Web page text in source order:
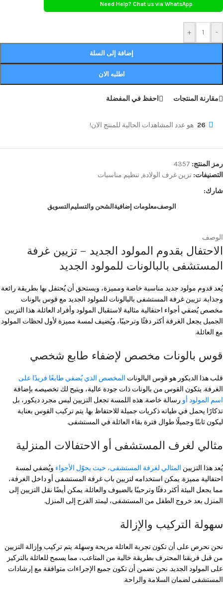
-
+
Need Help? Chat us via WhatsApp
إضافة إلى السلة
اطلبه الان
مقارنة المنتجات احفظ في المفضلة
26 هو عدد المشاهدات الحالية للمنتج الان!
رمز المنتج: 4357
التصنيفات: تزين غرف الولادة, تنظيم مناسبات
شارك:
الوصفمعلومات إضافية الشحن والتسليم التسويق
الوصف
الاحتفال بقدوم المولود الجديد – تزيين غرفة
المستشفى بالبالونات للمولود الجديد
يُعد قدوم مولود جديد مناسبة خاصة ومميزة، ويستحق أن يُحتفل بها بطريقة رائعة
وجذابة. تزيين غرفة المستشفى بالبالونات للمولود الجديد مع قوس بالونات
مخصص يُضفي أجواء احتفالية مثالية لاستقبال المولود وأفراد العائلة. هذا التزيين
الجميل يجعل الغرفة أكثر دفئًا وترحيبًا، ويُضيف لمسة مميزة لأول لحظات المولود
مع العائلة.
قوس بالونات مخصص لإضفاء طابع شخصي
قلب هذا الديكور هو قوس البالونات المخصص الذي يُضفي طابعًا فريدًا على
الغرفة. يتكون القوس من بالونات ذات جودة عالية، ويتيح لك تخصيصه بإضافة
اسم المولود أو رسالة خاصة. هذه اللمسة تجعل التزيين ليس مجرد ديكور، بل
تذكارًا يحمل في طياته ذكريات جميلة للاحتفاظ بها. يتم تركيب القوس بعناية
ليكون ثابتًا وجميلًا طوال فترة بقاء العائلة في المستشفى.
مثالي لغرف المستشفى أو الاحتفالات المنزلية
يُعد هذا التزيين المثالي لغرفة المستشفى، حيث يحوّل الأجواء ويُضفي لمسة
احتفالية مميزة. يمكن استخدامه لتزيين باب غرفة المستشفى أو داخل الغرفة،
مما يجعل البيئة أكثر دفئًا وترحيبًا بالضيوف والعائلة. يمكن أيضًا نقل التزيين إلى
المنزل بعد خروج الطفل من المستشفى، ليمتد الفرح إلى المنزل.
سهولة التركيب والإزالة
نحن نحرص على أن تكون تجربة العائلة مريحة وسهلة. يتم تركيب وإزالة التزيين
من قبل فريقنا المحترف بطريقة خالية من المتاعب، مما يسمح للعائلة بالتركيز
على المولود الجديد. نحن نضمن أن تكون جميع الإجراءات متوافقة مع إرشادات
المستشفى لضمان السلامة والراحة.